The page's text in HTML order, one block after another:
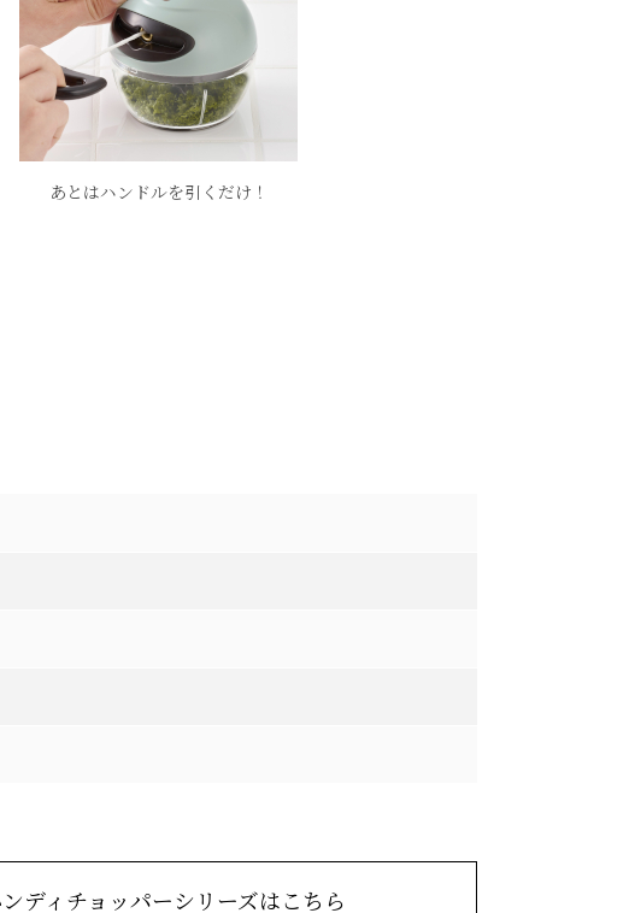
あとはハンドルを引くだけ！
ディチョッパーシリーズはこちら